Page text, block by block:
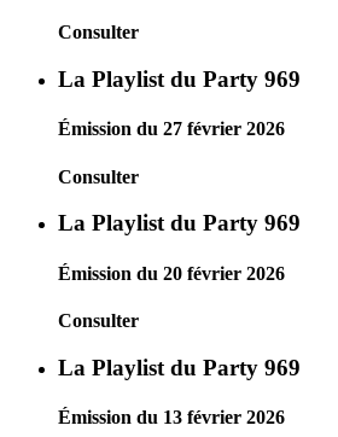
Consulter
La Playlist du Party 969
Émission du 27 février 2026
Consulter
La Playlist du Party 969
Émission du 20 février 2026
Consulter
La Playlist du Party 969
Émission du 13 février 2026